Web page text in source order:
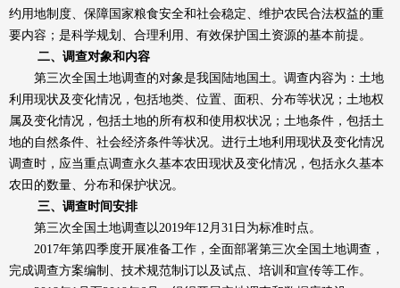
约用地制度、保障国家粮食安全和社会稳定、维护农民合法权益的重
要内容；是科学规划、合理利用、有效保护国土资源的基本前提。
二、调查对象和内容
第三次全国土地调查的对象是我国陆地国土。调查内容为：土地
利用现状及变化情况，包括地类、位置、面积、分布等状况；土地权
属及变化情况，包括土地的所有权和使用权状况；土地条件，包括土
地的自然条件、社会经济条件等状况。进行土地利用现状及变化情况
调查时，应当重点调查永久基本农田现状及变化情况，包括永久基本
农田的数量、分布和保护状况。
三、调查时间安排
第三次全国土地调查以2019年12月31日为标准时点。
2017年第四季度开展准备工作，全面部署第三次全国土地调查，
完成调查方案编制、技术规范制订以及试点、培训和宣传等工作。